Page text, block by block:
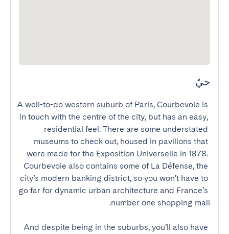
حيّ
A well-to-do western suburb of Paris, Courbevoie is
in touch with the centre of the city, but has an easy,
residential feel. There are some understated
museums to check out, housed in pavilions that
were made for the Exposition Universelle in 1878.
Courbevoie also contains some of La Défense, the
city’s modern banking district, so you won’t have to
go far for dynamic urban architecture and France’s
And despite being in the suburbs, you’ll also have